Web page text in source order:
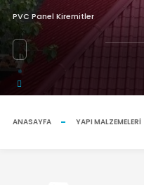
PVC Panel Kiremitler
ANASAYFA YAPI MALZEMELERI